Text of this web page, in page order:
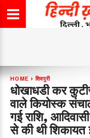
HOME ›शिवपुरी
धोखाधडी कर
वाले कियोस्क
गई राशि,
से की थी शिकायत